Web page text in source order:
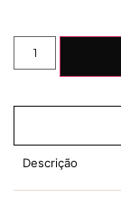
Descrição